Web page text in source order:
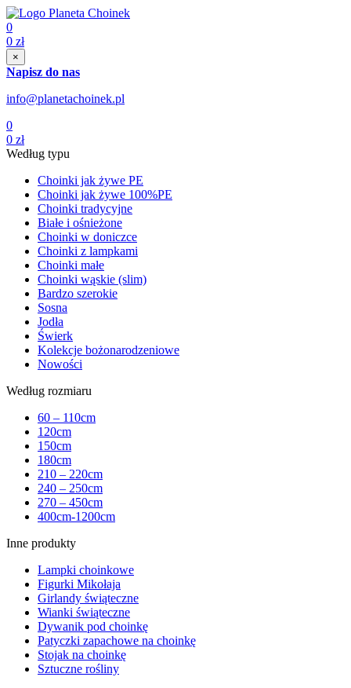
0
0 zł
×
Napisz do nas
info@planetachoinek.pl
0
0 zł
Według typu
Choinki jak żywe PE
Choinki jak żywe 100%PE
Choinki tradycyjne
Białe i ośnieżone
Choinki w doniczce
Choinki z lampkami
Choinki małe
Choinki wąskie (slim)
Bardzo szerokie
Sosna
Jodła
Świerk
Kolekcje bożonarodzeniowe
Nowości
Według rozmiaru
60 – 110cm
120cm
150cm
180cm
210 – 220cm
240 – 250cm
270 – 450cm
400cm-1200cm
Inne produkty
Lampki choinkowe
Figurki Mikołaja
Girlandy świąteczne
Wianki świąteczne
Dywanik pod choinkę
Patyczki zapachowe na choinkę
Stojak na choinkę
Sztuczne rośliny